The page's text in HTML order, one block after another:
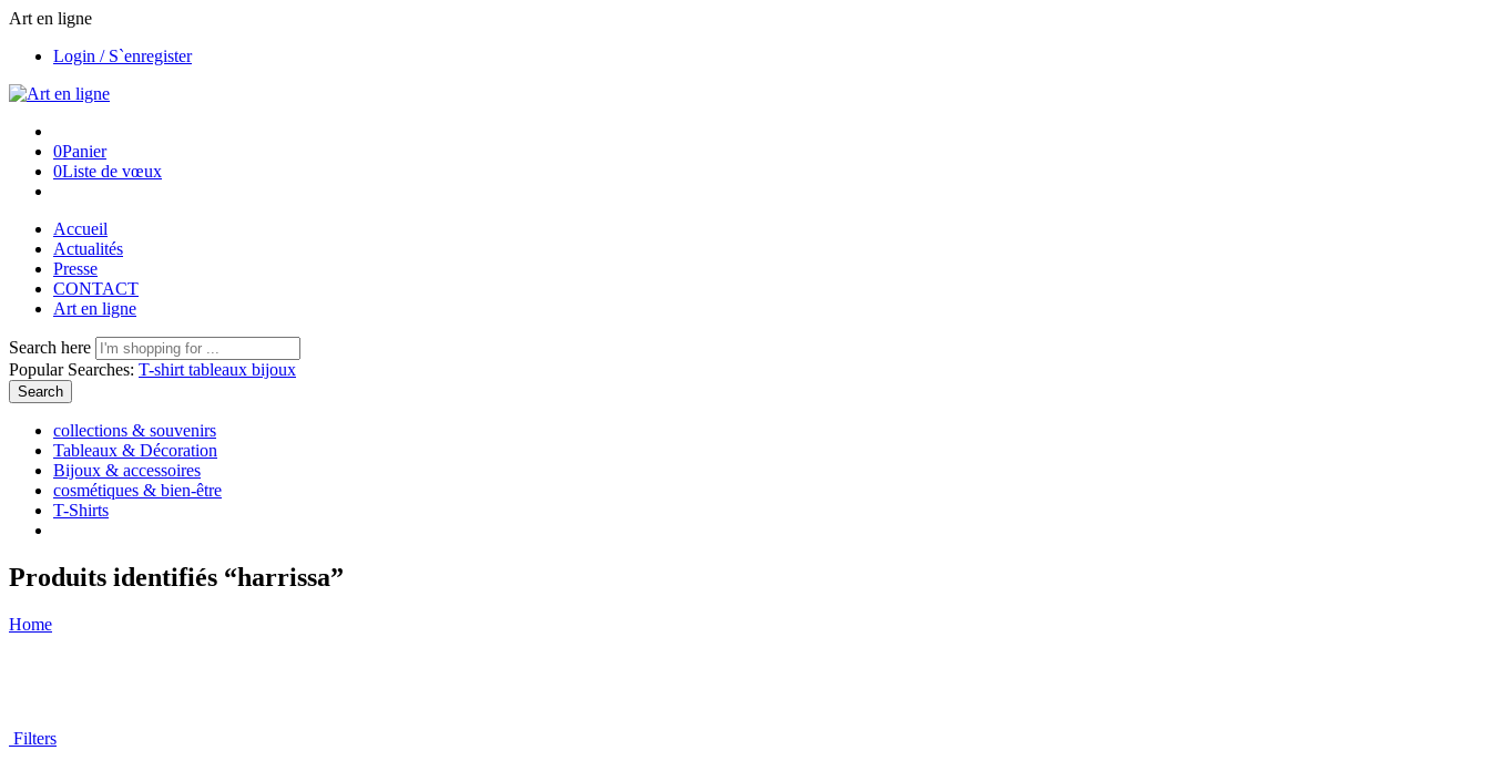
Art en ligne
Login / S`enregister
0Panier
0Liste de vœux
Accueil
Actualités
Presse
CONTACT
Art en ligne
Search here
Popular Searches: T-shirt tableaux bijoux
Search
collections & souvenirs
Tableaux & Décoration
Bijoux & accessoires
cosmétiques & bien-être
T-Shirts
Produits identifiés “harrissa”
Home
Filters